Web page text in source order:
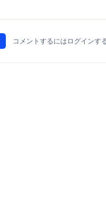
コメントするにはログインす